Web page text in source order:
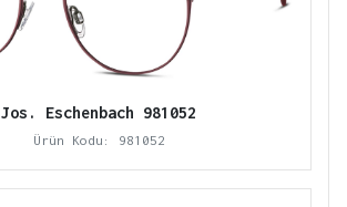
Jos. Eschenbach 981052
Ürün Kodu: 981052